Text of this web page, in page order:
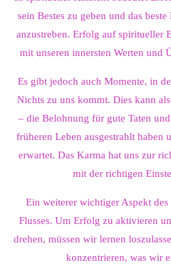
sein Bestes zu geben und das
anzustreben. Erfolg auf spiritueller
mit unseren innersten Werten und
Es gibt jedoch auch Momente, in
Nichts zu uns kommt. Dies kann
– die Belohnung für gute Taten
früheren Leben ausgestrahlt haben
erwartet. Das Karma hat uns zur
mit der richtigen
Ein weiterer wichtiger Aspekt des
Flusses. Um Erfolg zu aktivieren
drehen, müssen wir lernen
konzentrieren, was wir